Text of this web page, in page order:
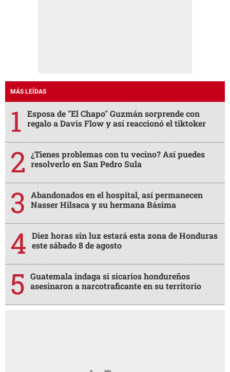
MÁS LEÍDAS
Esposa de "El Chapo" Guzmán sorprende con
regalo a Davis Flow y así reaccionó el tiktoker
¿Tienes problemas con tu vecino? Así puedes
resolverlo en San Pedro Sula
Abandonados en el hospital, así permanecen
Nasser Hilsaca y su hermana Básima
Diez horas sin luz estará esta zona de Honduras
este sábado 8 de agosto
Guatemala indaga si sicarios hondureños
asesinaron a narcotraficante en su territorio